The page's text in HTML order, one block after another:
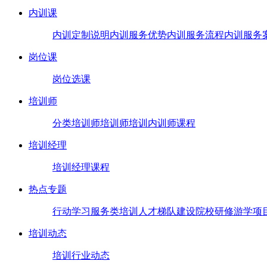
内训课
内训定制说明内训服务优势内训服务流程内训服务
岗位课
岗位选课
培训师
分类培训师培训师培训 内训师课程
培训经理
培训经理课程
热点专题
行动学习 服务类培训 人才梯队建设院校研修游学项
培训动态
培训行业动态